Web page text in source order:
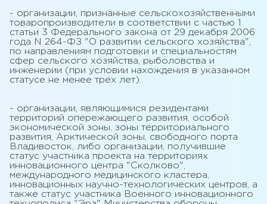
- организации, признанные сельскохозяйственными
товаропроизводители в соответствии с частью 1
статьи 3 Федерального закона от 29 декабря 2006
года N 264-ФЗ "О развитии сельского хозяйства",
по направлениям подготовки и специальностям
сфер сельского хозяйства, рыболовства и
инженерии (при условии нахождения в указанном
статусе не менее трех лет).
- организации, являющимися резидентами
территорий опережающего развития, особой
экономической зоны, зоны территориального
развития, Арктической зоны, свободного порта
Владивосток, либо организации, получившие
статус участника проекта на территориях
инновационного центра "Сколково",
международного медицинского кластера,
инновационных научно-технологических центров, а
также статус участника Военного инновационного